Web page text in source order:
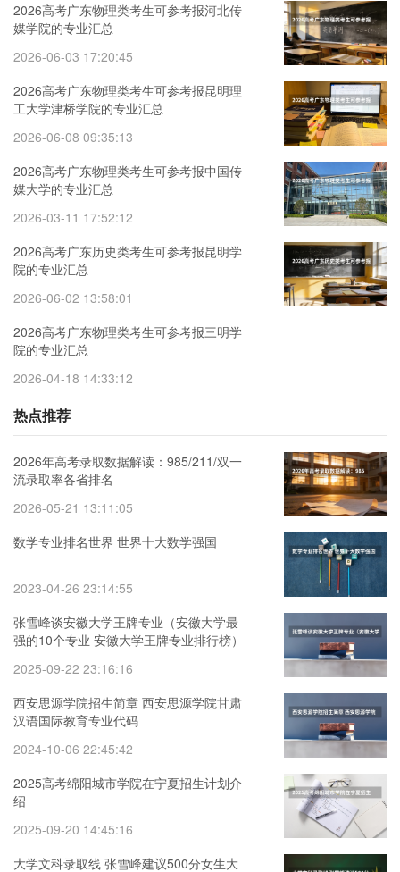
2026高考广东物理类考生可参考报河北传
媒学院的专业汇总
2026-06-03 17:20:45
2026高考广东物理类考生可参考报昆明理
工大学津桥学院的专业汇总
2026-06-08 09:35:13
2026高考广东物理类考生可参考报中国传
媒大学的专业汇总
2026-03-11 17:52:12
2026高考广东历史类考生可参考报昆明学
院的专业汇总
2026-06-02 13:58:01
2026高考广东物理类考生可参考报三明学
院的专业汇总
2026-04-18 14:33:12
热点推荐
2026年高考录取数据解读：985/211/双一
流录取率各省排名
2026-05-21 13:11:05
数学专业排名世界 世界十大数学强国
2023-04-26 23:14:55
张雪峰谈安徽大学王牌专业（安徽大学最
强的10个专业 安徽大学王牌专业排行榜）
2025-09-22 23:16:16
西安思源学院招生简章 西安思源学院甘肃
汉语国际教育专业代码
2024-10-06 22:45:42
2025高考绵阳城市学院在宁夏招生计划介
绍
2025-09-20 14:45:16
大学文科录取线 张雪峰建议500分女生大